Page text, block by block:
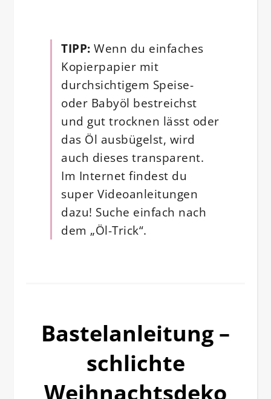
TIPP: Wenn du einfaches
Kopierpapier mit
durchsichtigem Speise-
oder Babyöl bestreichst
und gut trocknen lässt oder
das Öl ausbügelst, wird
auch dieses transparent.
Im Internet findest du
super Videoanleitungen
dazu! Suche einfach nach
dem „Öl-Trick“.
Bastelanleitung –
schlichte
Weihnachtsdeko